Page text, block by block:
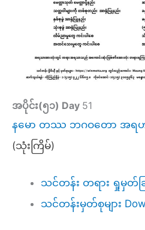
အပိုင်း(၅၁) Day 51
နမော တဿ ဘဂဝတော အရဟ
(သုံးကြိမ်)
သင်တန်း တရား ရှုမှတ်ခ
သင်တန်းမှတ်စုများ